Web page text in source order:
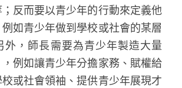
反而要以青少年的行動來定義他
如青少年做到學校或社會的某層
外，師長需要為青少年製造大量
，例如讓青少年分擔家務、賦權給
或社會領袖、提供青少年展現才